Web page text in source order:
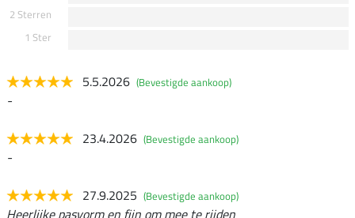
2 Sterren
1 Ster
5.5.2026 (Bevestigde aankoop)
-
23.4.2026 (Bevestigde aankoop)
-
27.9.2025 (Bevestigde aankoop)
Heerlijke pasvorm en fijn om mee te rijden